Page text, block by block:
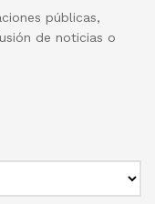
públicas,
de noticias o